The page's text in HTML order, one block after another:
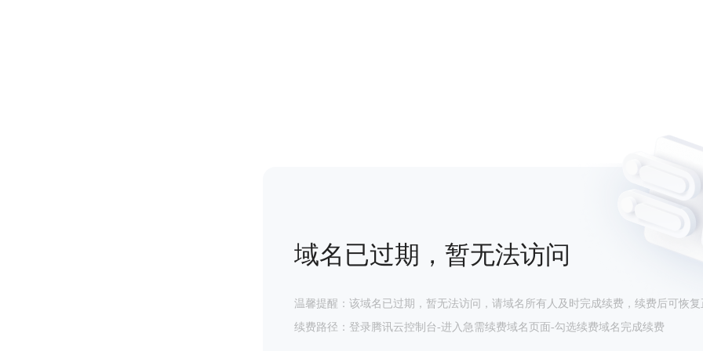
域名已过期，暂无法访问
温馨提醒：该域名已过期，暂无法访问，请域名所有人及时完成续费，续费后可恢复
续费路径：登录腾讯云控制台-进入急需续费域名页面-勾选续费域名完成续费